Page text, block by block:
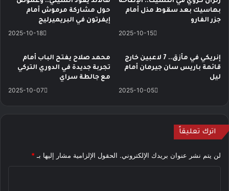
حول مشاركة مرموش أمام
إيفرتون في البريميرليج
2025-10-18
بهاسيك بعد سقوط مذل أمام
جزر الفارو
2025-10-15
محمد صلاح يفتح الباب أمام
تجربة جديدة في الدوري التركي
مع جالطة سراي
2025-10-07
إنريكي في مأزق.. 7 لاعبين خارج
قائمة باريس سان جيرمان أمام
ليل
2025-10-05
اترك تعليقاً
لن يتم نشر عنوان بريدك الإلكتروني. الحقول الإلزامية مشار إليها بـ *